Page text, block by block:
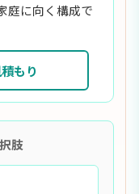
庭に向く構成で
もり
肢